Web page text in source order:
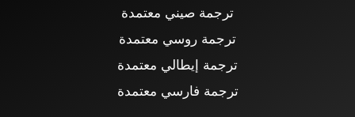
ترجمة صيني معتمدة
ترجمة روسي معتمدة
ترجمة إيطالي معتمدة
ترجمة فارسي معتمدة